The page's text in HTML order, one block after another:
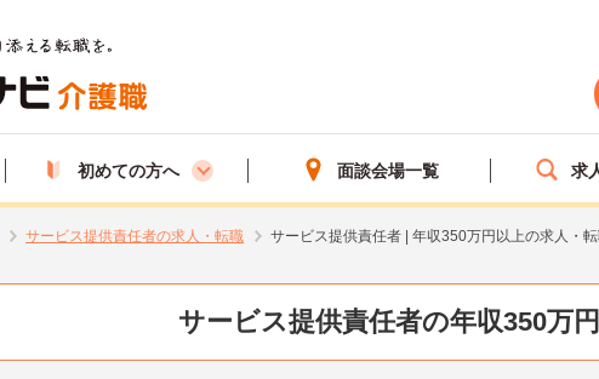
初めての方へ 面談会場一覧 求
サービス提供責任者の求人・転職 サービス提供責任者 | 年収350万円以上の求人・
サービス提供責任者の年収350万